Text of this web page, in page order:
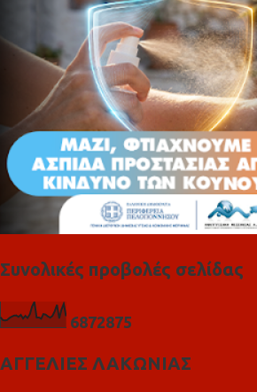
Συνολικές προβολές σελίδας
6872875
ΑΓΓΕΛΙΕΣ ΛΑΚΩΝΙΑΣ